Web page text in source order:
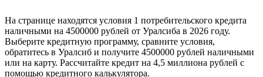
На странице находятся условия 1 потребительского кредита
наличными на 4500000 рублей от Уралсиба в 2026 году.
Выберите кредитную программу, сравните условия,
обратитесь в Уралсиб и получите 4500000 рублей наличными
или на карту. Рассчитайте кредит на 4,5 миллиона рублей с
помощью кредитного калькулятора.